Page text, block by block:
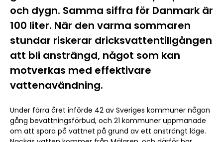
och dygn. Samma siffra för Danmark är
100 liter. När den varma sommaren
stundar riskerar dricksvattentillgången
att bli ansträngd, något som kan
motverkas med effektivare
vattenavändning.
Under förra året införde 42 av Sveriges kommuner någon
gång bevattningsförbud, och 21 kommuner uppmanade
om att spara på vattnet på grund av ett ansträngt läge.